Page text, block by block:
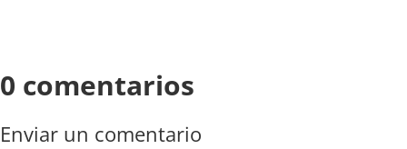
0 comentarios
Enviar un comentario